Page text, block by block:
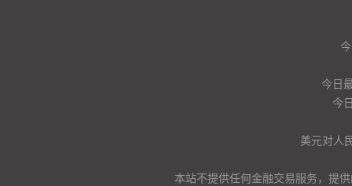
今日
今
美元对人
本站不提供任何金融交易服务，提